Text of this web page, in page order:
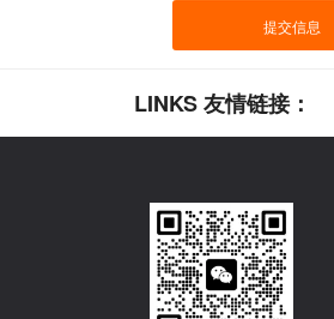
提交信息
LINKS 友情链接：